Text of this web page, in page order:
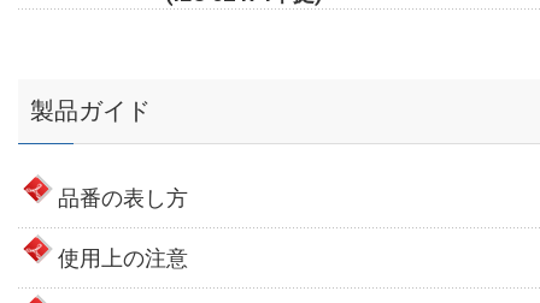
製品ガイド
品番の表し方
使用上の注意